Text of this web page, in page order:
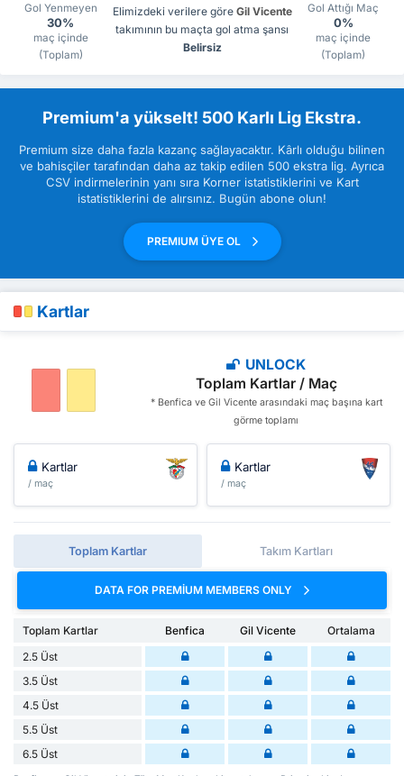
Gol Yenmeyen
30%
maç içinde
(Toplam)
Elimizdeki verilere göre Gil Vicente
takımının bu maçta gol atma şansı
Belirsiz
Gol Attığı Maç
0%
maç içinde
(Toplam)
Premium'a yükselt! 500 Karlı Lig Ekstra.
Premium size daha fazla kazanç sağlayacaktır. Kârlı olduğu bilinen
ve bahisçiler tarafından daha az takip edilen 500 ekstra lig. Ayrıca
CSV indirmelerinin yanı sıra Korner istatistiklerini ve Kart
istatistiklerini de alırsınız. Bugün abone olun!
PREMIUM ÜYE OL
Kartlar
UNLOCK
Toplam Kartlar / Maç
* Benfica ve Gil Vicente arasındaki maç başına kart
görme toplamı
Kartlar
/ maç
Kartlar
/ maç
Toplam Kartlar Takım Kartları
DATA FOR PREMIUM MEMBERS ONLY
Toplam Kartlar Benfica Gil Vicente
Ortalama
2.5 Üst
3.5 Üst
4.5 Üst
5.5 Üst
6.5 Üst